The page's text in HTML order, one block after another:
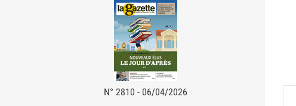
N° 2810 - 06/04/2026